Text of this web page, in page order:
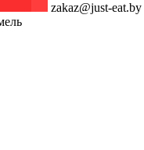
zakaz@just-eat.by